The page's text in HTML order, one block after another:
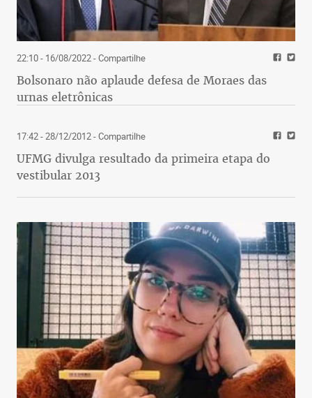
22:10 - 16/08/2022- Compartilhe
Bolsonaro não aplaude defesa de Moraes das
urnas eletrônicas
17:42 - 28/12/2012- Compartilhe
UFMG divulga resultado da primeira etapa do
vestibular 2013